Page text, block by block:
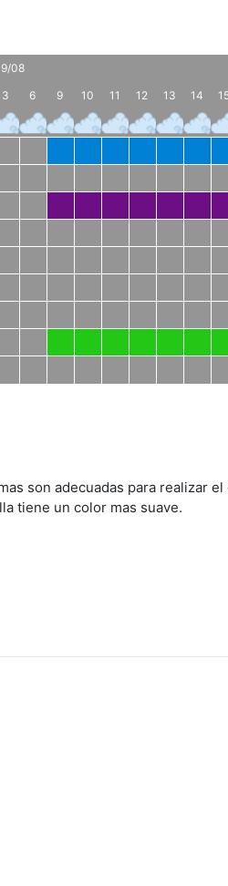
08
3 6 9 10 11 12 13 14
son adecuadas para realizar
tiene un color mas suave.